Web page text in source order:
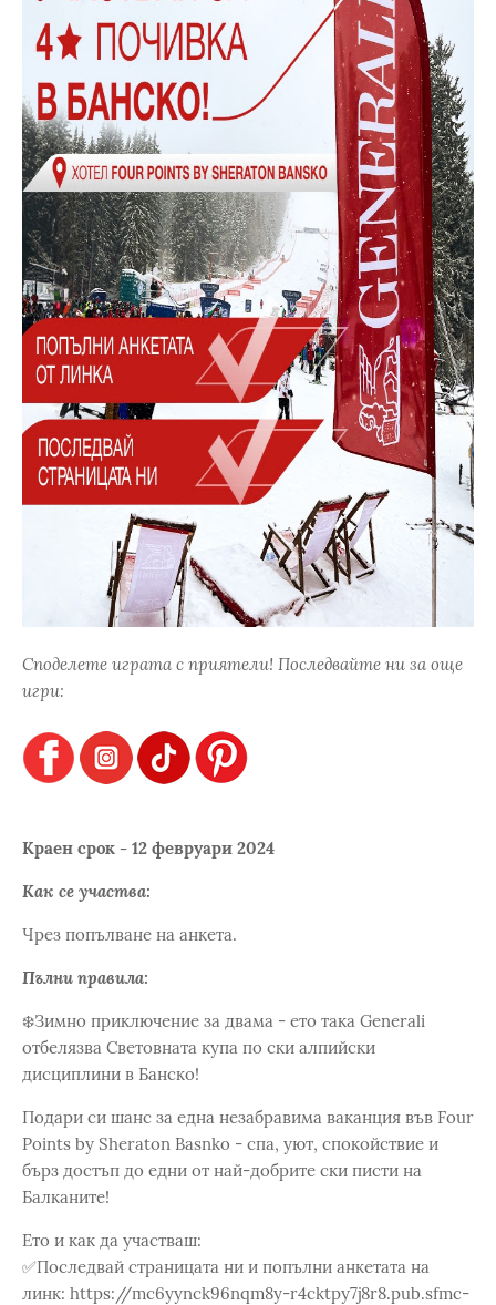
Споделете играта с приятели! Последвайте ни за още
игри:
Краен срок - 12 февруари 2024
Как се участва:
Чрез попълване на анкета.
Пълни правила:
❄️Зимно приключение за двама - ето така Generali
отбелязва Световната купа по ски алпийски
дисциплини в Банско!
Подари си шанс за една незабравима ваканция във Four
Points by Sheraton Basnko - спа, уют, спокойствие и
бърз достъп до едни от най-добрите ски писти на
Балканите!
Ето и как да участваш:
✅Последвай страницата ни и попълни анкетата на
линк: https://mc6yynck96nqm8y-r4cktpy7j8r8.pub.sfmc-